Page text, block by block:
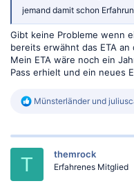
jemand damit schon
Gibt keine Probleme wenn
bereits erwähnt das ETA
Mein ETA wäre noch ein
Pass erhielt und ein neues
R
k
Münsterländer und
T themrock
Erfahrenes Mitglied